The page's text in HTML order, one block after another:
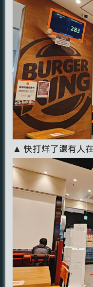
▲ 快打烊了還有人在